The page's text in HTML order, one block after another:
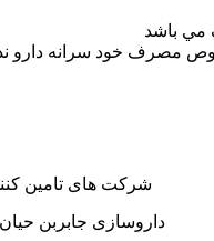
مي باشد
مصرف خود سرانه دارو
شرکت های تامین
داروسازی جابربن حیان